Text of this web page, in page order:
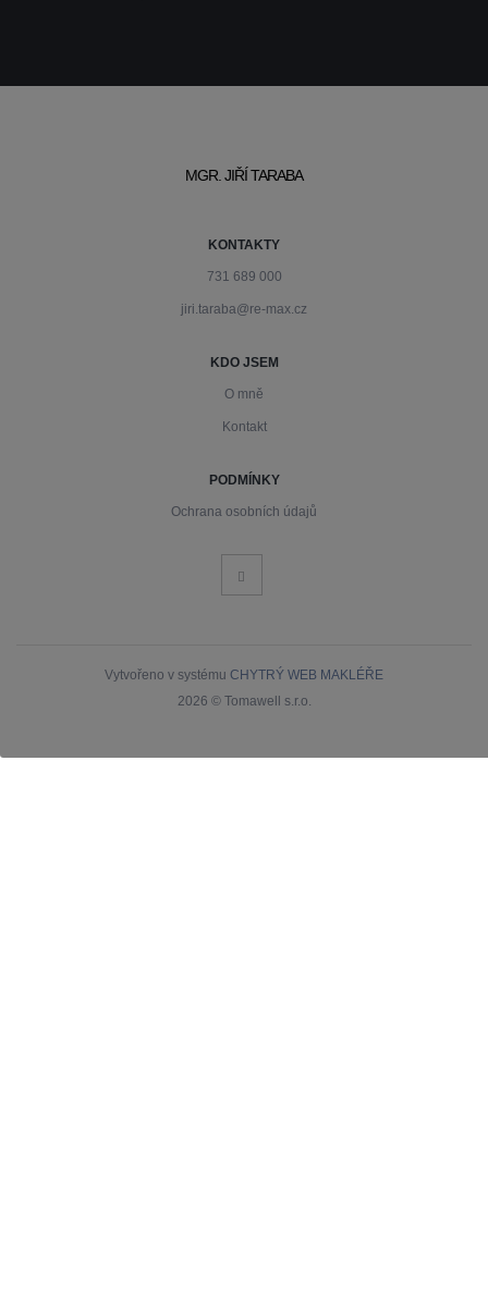
MGR. JIŘÍ TARABA
KONTAKTY
731 689 000
jiri.taraba@re-max.cz
KDO JSEM
O mně
Kontakt
PODMÍNKY
Ochrana osobních údajů
Vytvořeno v systému CHYTRÝ WEB MAKLÉŘE
2026 © Tomawell s.r.o.